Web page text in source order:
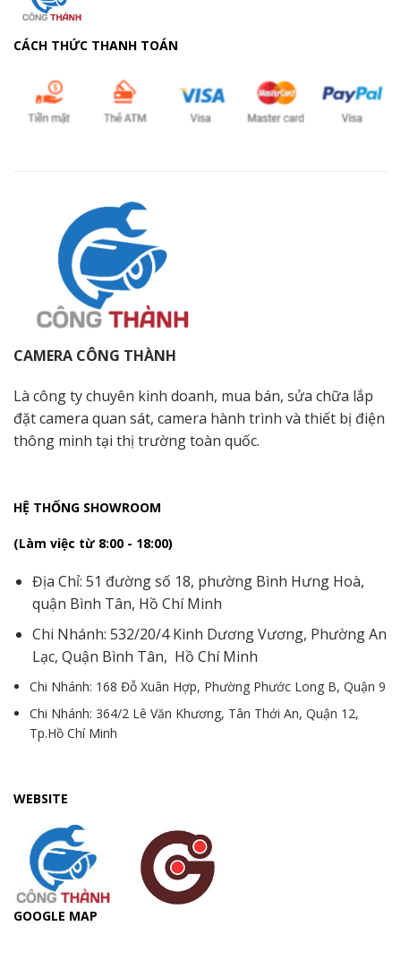
CÁCH THỨC THANH TOÁN
CAMERA CÔNG THÀNH
Là công ty chuyên kinh doanh, mua bán, sửa chữa lắp
đặt camera quan sát, camera hành trình và thiết bị điện
thông minh tại thị trường toàn quốc.
HỆ THỐNG SHOWROOM
(Làm việc từ 8:00 - 18:00)
Địa Chỉ: 51 đường số 18, phường Bình Hưng Hoà,
quận Bình Tân, Hồ Chí Minh
Chi Nhánh: 532/20/4 Kinh Dương Vương, Phường An
Lạc, Quận Bình Tân, Hồ Chí Minh
Chi Nhánh: 168 Đỗ Xuân Hợp, Phường Phước Long B, Quận 9
Chi Nhánh: 364/2 Lê Văn Khương, Tân Thới An, Quận 12,
Tp.Hồ Chí Minh
WEBSITE
GOOGLE MAP